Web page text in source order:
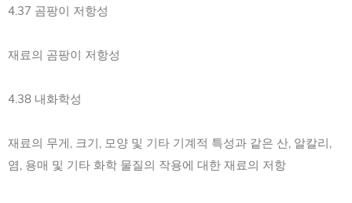
4.37 곰팡이 저항성
재료의 곰팡이 저항성
4.38 내화학성
재료의 무게, 크기, 모양 및 기타 기계적 특성과 같은 산, 알칼리,
염, 용매 및 기타 화학 물질의 작용에 대한 재료의 저항